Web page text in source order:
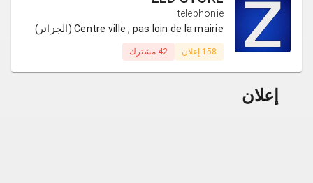
telephonie
Centre ville , pas loin de la mairie (الجزائر)
158 إعلان 42 مشترك
إعلان